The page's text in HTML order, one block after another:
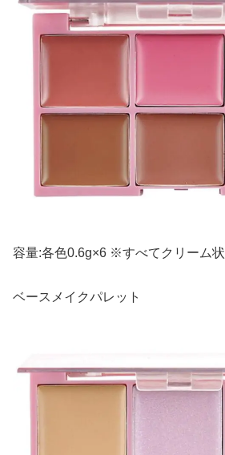
容量:各色0.6g×6 ※すべてクリーム状
ベースメイクパレット